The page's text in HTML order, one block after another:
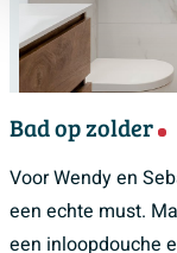
Bad op zolder
Voor Wendy en
een echte must.
een inloopdouche